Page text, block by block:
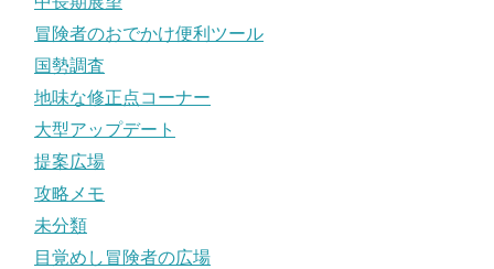
冒険者のおでかけ便利ツール
国勢調査
地味な修正点コーナー
大型アップデート
提案広場
攻略メモ
未分類
目覚めし冒険者の広場